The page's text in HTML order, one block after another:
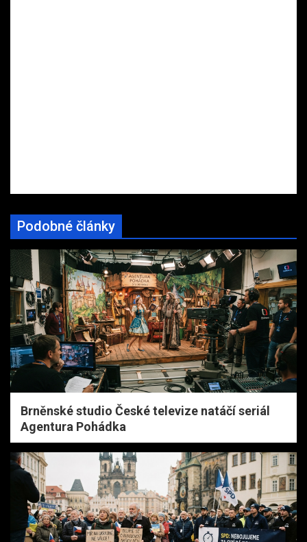
Podobné články
Brněnské studio České televize natáčí seriál
Agentura Pohádka